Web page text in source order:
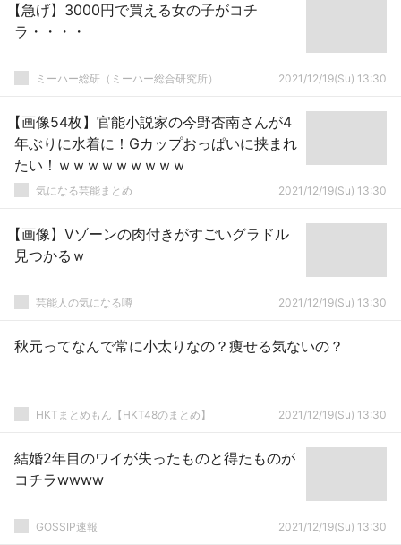
【急げ】3000円で買える女の子がコチ
ラ・・・・
ミーハー総研（ミーハー総合研究所） 2021/12/19(Su) 13:30
【画像54枚】官能小説家の今野杏南さんが4
年ぶりに水着に！Gカップおっぱいに挟まれ
たい！ｗｗｗｗｗｗｗｗｗ
気になる芸能まとめ 2021/12/19(Su) 13:30
【画像】Vゾーンの肉付きがすごいグラドル
見つかるｗ
芸能人の気になる噂 2021/12/19(Su) 13:30
秋元ってなんで常に小太りなの？痩せる気ないの？
HKTまとめもん【HKT48のまとめ】 2021/12/19(Su) 13:30
結婚2年目のワイが失ったものと得たものが
コチラwwww
GOSSIP速報 2021/12/19(Su) 13:30